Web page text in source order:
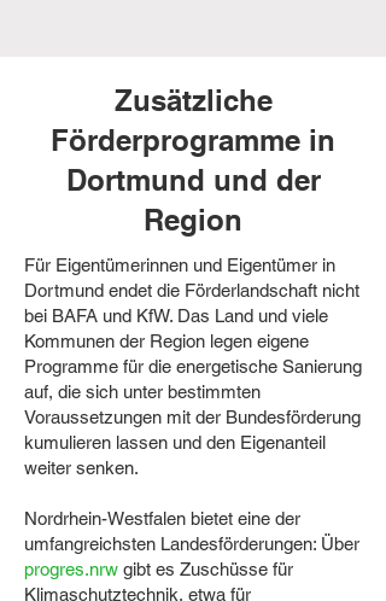
Zusätzliche
Förderprogramme in
Dortmund und der
Region
Für Eigentümerinnen und Eigentümer in
Dortmund endet die Förderlandschaft nicht
bei BAFA und KfW. Das Land und viele
Kommunen der Region legen eigene
Programme für die energetische Sanierung
auf, die sich unter bestimmten
Voraussetzungen mit der Bundesförderung
kumulieren lassen und den Eigenanteil
weiter senken.
Nordrhein-Westfalen bietet eine der
umfangreichsten Landesförderungen: Über
progres.nrw gibt es Zuschüsse für
Klimaschutztechnik, etwa für